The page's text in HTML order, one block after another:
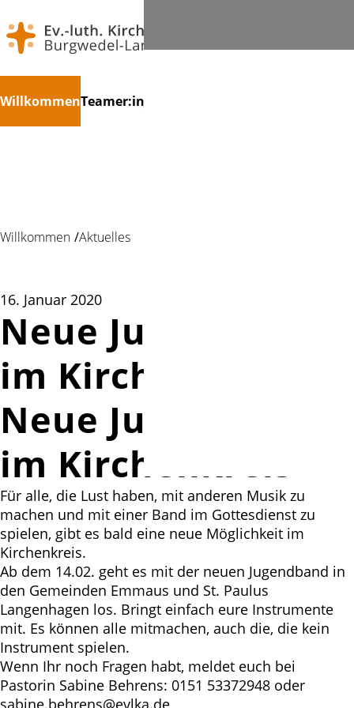
überspringen
WillkommenTeamer:in
Willkommen Aktuelles
16. Januar 2020
Neue Jugendband
im Kirchenkreis
Neue Jugendband
im Kirchenkreis
Für alle, die Lust haben, mit anderen Musik zu
machen und mit einer Band im Gottesdienst zu
spielen, gibt es bald eine neue Möglichkeit im
Kirchenkreis.
Ab dem 14.02. geht es mit der neuen Jugendband in
den Gemeinden Emmaus und St. Paulus
Langenhagen los. Bringt einfach eure Instrumente
mit. Es können alle mitmachen, auch die, die kein
Instrument spielen.
Wenn Ihr noch Fragen habt, meldet euch bei
Pastorin Sabine Behrens: 0151 53372948 oder
sabine.behrens@evlka.de